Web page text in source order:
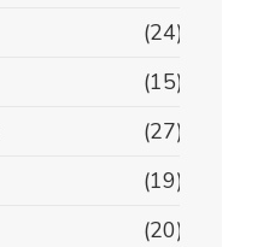
(24)
(15)
(27)
(19)
(20)